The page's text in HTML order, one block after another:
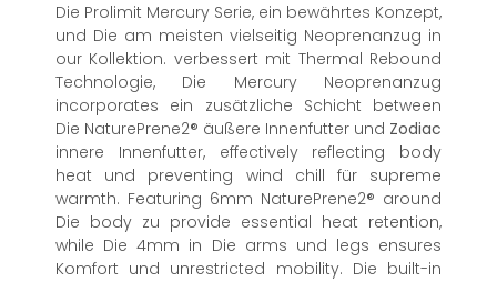
Die Prolimit Mercury Serie, ein bewährtes Konzept,
und Die am meisten vielseitig Neoprenanzug in
our Kollektion. verbessert mit Thermal Rebound
Technologie, Die Mercury Neoprenanzug
incorporates ein zusätzliche Schicht between
Die NaturePrene2® äußere Innenfutter und Zodiac
innere Innenfutter, effectively reflecting body
heat und preventing wind chill für supreme
warmth. Featuring 6mm NaturePrene2® around
Die body zu provide essential heat retention,
while Die 4mm in Die arms und legs ensures
Komfort und unrestricted mobility. Die built-in